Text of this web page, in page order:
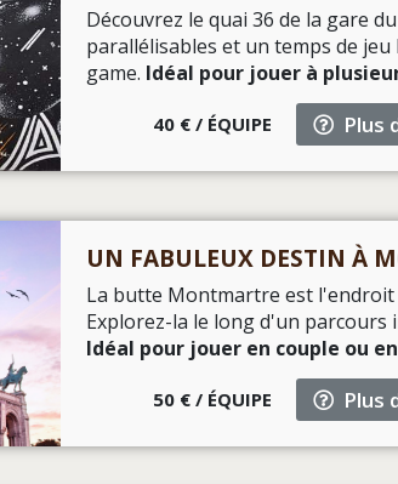
Découvrez le quai 36 de la gare
parallélisables et un temps de jeu
game. Idéal pour jouer à
40 € / ÉQUIPE Plus
UN FABULEUX DESTIN À
La butte Montmartre est l'endroit
Explorez-la le long d'un parcours
Idéal pour jouer en couple ou
50 € / ÉQUIPE Plus